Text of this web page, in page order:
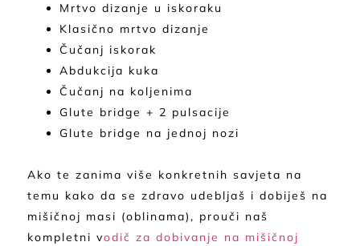
Mrtvo dizanje u iskoraku
Klasično mrtvo dizanje
Čučanj iskorak
Abdukcija kuka
Čučanj na koljenima
Glute bridge + 2 pulsacije
Glute bridge na jednoj nozi
Ako te zanima više konkretnih savjeta na
temu kako da se zdravo udebljaš i dobiješ na
mišičnoj masi (oblinama), prouči naš
kompletni vodič za dobivanje na mišičnoj